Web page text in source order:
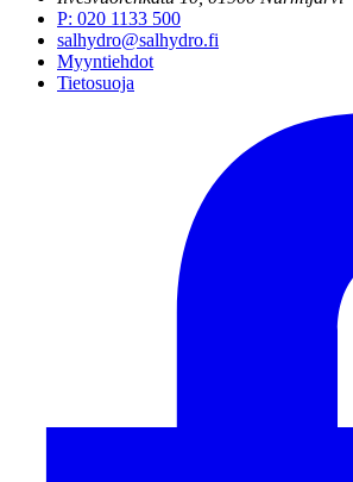
P: 020 1133 500
salhydro@salhydro.fi
Myyntiehdot
Tietosuoja